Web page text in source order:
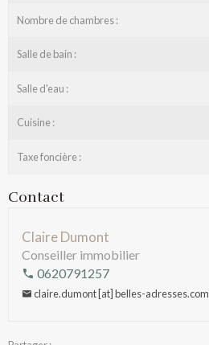
Nombre de chambres :
Salle de bain :
Salle d'eau :
Cuisine :
Taxe foncière :
Contact
Claire Dumont
Conseiller immobilier
0620791257
claire.dumont [at] belles-adresses.com